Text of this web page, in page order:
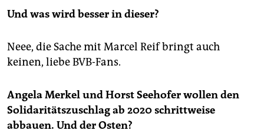
Und was wird besser in dieser?
Neee, die Sache mit Marcel Reif bringt auch
keinen, liebe BVB-Fans.
Angela Merkel und Horst Seehofer wollen den
Solidaritätszuschlag ab 2020 schrittweise
abbauen. Und der Osten?